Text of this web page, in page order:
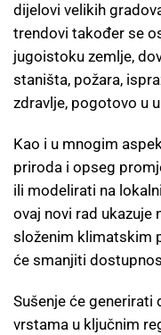
dijelovi velikih
trendovi također se
jugoistoku zemlje,
staništa, požara,
zdravlje, pogotovo u
Kao i u mnogim
priroda i opseg
ili modelirati na
ovaj novi rad ukazuje
složenim klimatskim
će smanjiti
Sušenje će
vrstama u ključnim